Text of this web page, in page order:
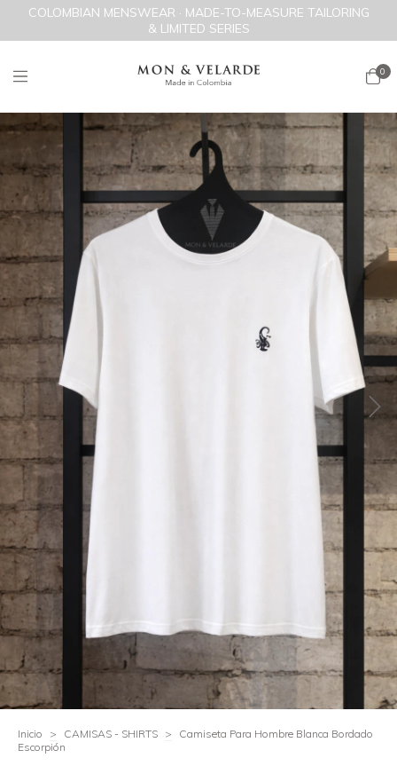
COLOMBIAN MENSWEAR · MADE-TO-MEASURE TAILORING
& LIMITED SERIES
0
1 / 2
Inicio > CAMISAS - SHIRTS >
Camiseta Para Hombre Blanca Bordado
Escorpión